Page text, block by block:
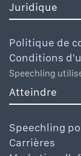
Juridique
Politique de
Conditions
Speechling
Atteindre
Speechling
Carrières